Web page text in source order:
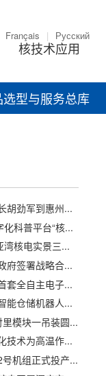
Français Русский
核技术应用
型与服务总库
广东省省委常委、宣传部部长胡劲军到惠州调研：向海图强加快推动海洋经济高质量发展
中广核发布“春和计划”与数字化科普平台“核谐星球”
自主研发“缔梦”引擎赋能大亚湾核电实景三维孪生平台试运行
中国广核集团与山东省人民政府签署战略合作协议
中广核技携手企业打造国内首套全自主电子束固化卷钢涂装产业链
中广核首个空间桁架式重型智能仓储机器人在宁德核电项目试点
广东太平岭核电4号机组钢衬里模块一吊装圆满收官
中核二四以智能装备、数字化技术为高温作业减负降温
中广核广东太平岭核电项目2号机组正式投产发电